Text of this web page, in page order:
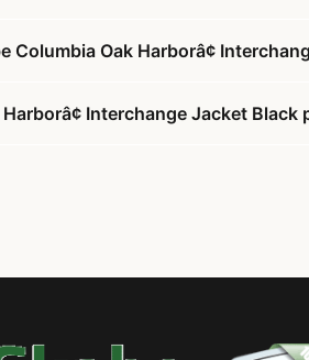
Columbia Oak Harborâ¢
Interchange Jacket Black